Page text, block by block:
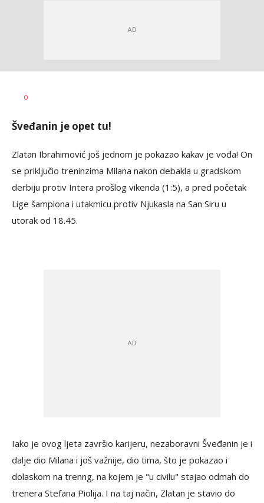
AUTOR
0
Šveđanin je opet tu!
Zlatan Ibrahimović još jednom je pokazao kakav je vođa! On
se priključio treninzima Milana nakon debakla u gradskom
derbiju protiv Intera prošlog vikenda (1:5), a pred početak
Lige šampiona i utakmicu protiv Njukasla na San Siru u
utorak od 18.45.
Iako je ovog ljeta završio karijeru, nezaboravni Šveđanin je i
dalje dio Milana i još važnije, dio tima, što je pokazao i
dolaskom na trenng, na kojem je "u civilu" stajao odmah do
trenera Stefana Piolija. I na taj način, Zlatan je stavio do